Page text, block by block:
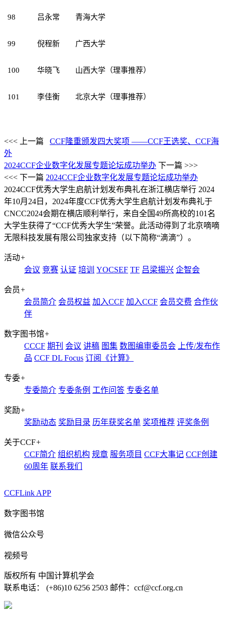
98 吕永常 青海大学
99 倪程新 广西大学
100 华晓飞 山西大学（理事推荐）
101 李佳衡 北京大学（理事推荐）
<<< 上一篇
CCF隆重颁发四大奖项 ——CCF王选奖、CCF海
外
2024CCF企业数字化发展专题论坛成功举办 下一篇 >>>
<<< 下一篇 2024CCF企业数字化发展专题论坛成功举办
2024CCF优秀大学生启航计划发布典礼在浙江横店举行 2024
年10月24日，2024年度CCF优秀大学生启航计划发布典礼于
CNCC2024会期在横店顺利举行，来自全国49所高校的101名
大学生获得了“CCF优秀大学生”荣誉。此活动得到了北京嘀嘀
无限科技发展有限公司独家支持（以下简称“滴滴”）。
活动+
会议 竞赛 认证 培训 YOCSEF TF 吕梁振兴 企智会
会员+
会员简介 会员权益 加入CCF 加入CCF 会员交费 合作伙
伴
数字图书馆+
CCCF 期刊 会议 讲稿 图集 数图编审委员会
上传/发布作
品 CCF DL Focus 订阅《计算》
专委+
专委简介 专委条例 工作问答 专委名单
奖励+
奖励动态 奖励目录 历年获奖名单 奖项推荐 评奖条例
关于CCF+
CCF简介 组织机构 规章 服务项目 CCF大事记 CCF创建
60周年 联系我们
CCFLink APP
数字图书馆
微信公众号
视频号
版权所有 中国计算机学会
联系电话： (+86)10 6256 2503 邮件：ccf@ccf.org.cn